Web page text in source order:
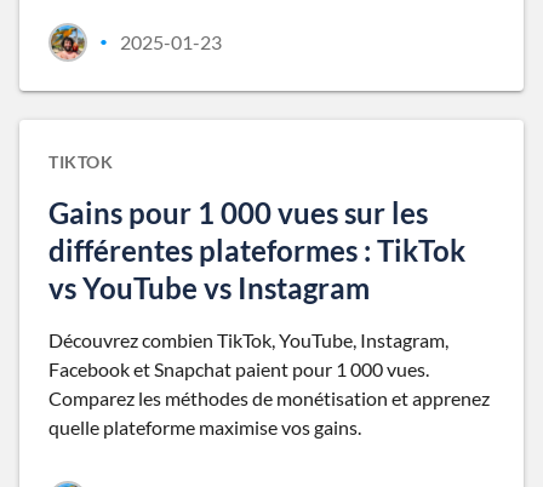
• 2025-01-23
TIKTOK
Gains pour 1 000 vues sur les
différentes plateformes : TikTok
vs YouTube vs Instagram
Découvrez combien TikTok, YouTube, Instagram,
Facebook et Snapchat paient pour 1 000 vues.
Comparez les méthodes de monétisation et apprenez
quelle plateforme maximise vos gains.